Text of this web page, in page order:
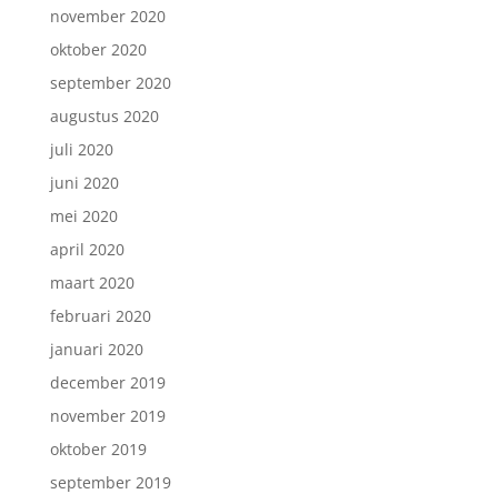
november 2020
oktober 2020
september 2020
augustus 2020
juli 2020
juni 2020
mei 2020
april 2020
maart 2020
februari 2020
januari 2020
december 2019
november 2019
oktober 2019
september 2019